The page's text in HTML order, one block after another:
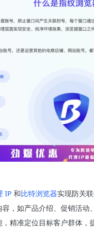
IP 和比特浏览器实现防关
，如产品介绍、促销活
精准定位目标客户群体，